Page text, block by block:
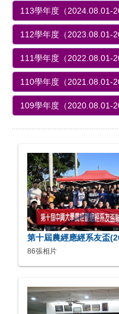
113學年度（2024.08.01-
112學年度（2023.08.01-
111學年度（2022.08.01-
110學年度（2021.08.01-
109學年度（2020.08.01-
第十屆農經應經系友盃
86張相片